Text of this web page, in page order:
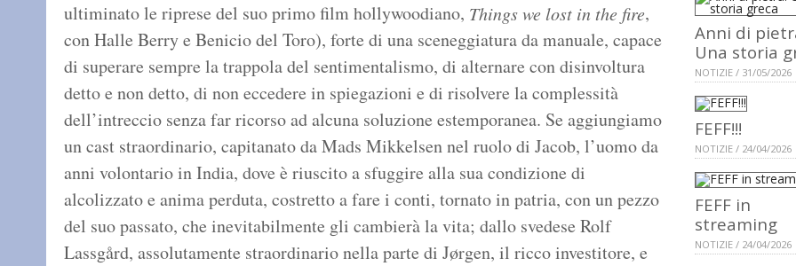
ultiminato le riprese del suo primo film hollywoodiano, Things we lost in the fire,
con Halle Berry e Benicio del Toro), forte di una sceneggiatura da manuale, capace
di superare sempre la trappola del sentimentalismo, di alternare con disinvoltura
detto e non detto, di non eccedere in spiegazioni e di risolvere la complessità
dell’intreccio senza far ricorso ad alcuna soluzione estemporanea. Se aggiungiamo
un cast straordinario, capitanato da Mads Mikkelsen nel ruolo di Jacob, l’uomo da
anni volontario in India, dove è riuscito a sfuggire alla sua condizione di
alcolizzato e anima perduta, costretto a fare i conti, tornato in patria, con un pezzo
del suo passato, che inevitabilmente gli cambierà la vita; dallo svedese Rolf
Lassgård, assolutamente straordinario nella parte di Jørgen, il ricco investitore, e
Anni di
Una storia
NOTIZIE / 31/05/2026
FEFF!!!
NOTIZIE / 24/04/2026
FEFF in
streaming
NOTIZIE / 24/04/2026